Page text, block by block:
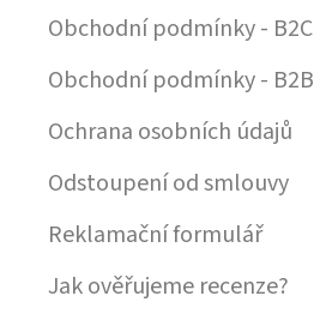
Obchodní podmínky - B2C
Obchodní podmínky - B2B
Ochrana osobních údajů
Odstoupení od smlouvy
Reklamační formulář
Jak ověřujeme recenze?